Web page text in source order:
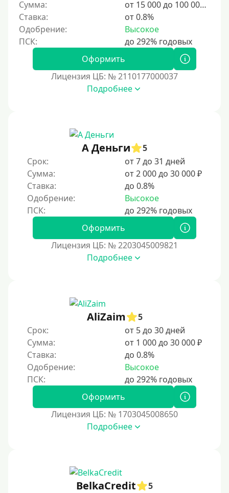
Сумма:
от 15 000 до 100 000 ₽
Ставка:
от 0.8%
Одобрение:
Высокое
Оформить
Лицензия ЦБ: № 2110177000037
Подробнее
А Деньги
5
Срок:
от 7 до 31 дней
Сумма:
от 2 000 до 30 000 ₽
Ставка:
до 0.8%
Одобрение:
Высокое
Оформить
Лицензия ЦБ: № 2203045009821
Подробнее
AliZaim
5
Срок:
от 5 до 30 дней
Сумма:
от 1 000 до 30 000 ₽
Ставка:
до 0.8%
Одобрение:
Высокое
Оформить
Лицензия ЦБ: № 1703045008650
Подробнее
BelkaCredit
5